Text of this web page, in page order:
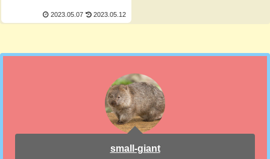
2023.05.07 2023.05.12
small-giant